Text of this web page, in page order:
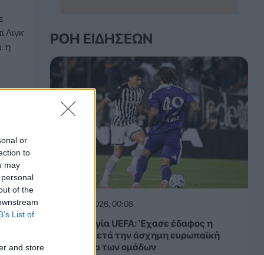
or
to
may
of the
List of
and store
Λιγκ
η
ΡΟΉ ΕΙΔΉΣΕΩΝ
07.08.2026, 00:08
Βαθμολογία UEFA: Έχασε έδαφος η
Ελλάδα μετά την άσχημη ευρωπαϊκή
εβδομάδα των ομάδων